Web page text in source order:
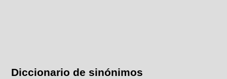
Diccionario de sinónimos